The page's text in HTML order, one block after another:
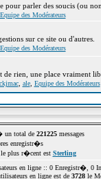
pour parler des soucis (ou
Equipe des Modérateurs
sur ce site ou d'autres.
Equipe des Modérateurs
de rien, une place vraiment
, ale, Equipe des Modérateurs
un total de 221225messages
enregistr�s
plus r�cent est Sterling
en ligne :: 0 Enregistr�, 0
en ligne est de 3728le